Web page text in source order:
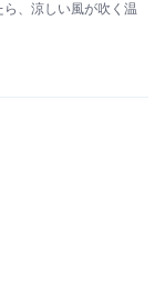
、涼しい風が吹く温